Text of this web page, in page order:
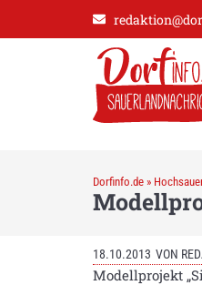
Dorfinfo.de »
18.10.2013 VON
Modellprojekt